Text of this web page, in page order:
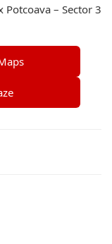
Potcoava – Sector 3